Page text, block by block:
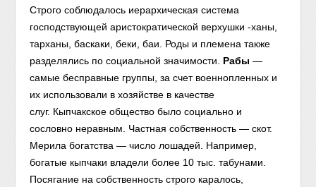
Строго соблюдалось иерархическая система
господствующей аристократической верхушки -ханы,
тарханы, баскаки, беки, баи. Роды и племена также
разделялись по социальной значимости. Рабы —
самые бесправные группы, за счет военнопленных и
их использовали в хозяйстве в качестве
слуг. Кыпчакское общество было социально и
сословно неравным. Частная собственность — скот.
Мерила богатства — число лошадей. Например,
богатые кыпчаки владели более 10 тыс. табунами.
Посягание на собственность строго каралось,